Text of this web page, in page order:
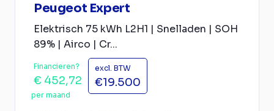
Peugeot Expert
Elektrisch 75 kWh L2H1 | Snelladen | SOH
89% | Airco | Cr...
Financieren?
€ 452,72
per maand
excl. BTW
€19.500